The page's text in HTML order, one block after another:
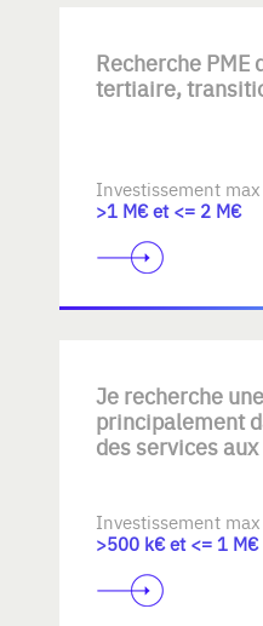
Recherche
tertiaire,
Investissement
>1 M€ et <= 2 M€
Je recherche
principalement
des services
technique, des
ou d'autres
des revenus
objectif :
disposant d'une
Investissement
>500 k€ et <= 1 M€